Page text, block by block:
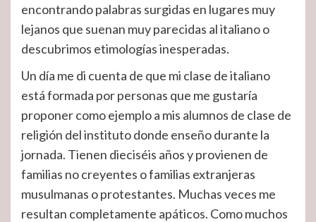
encontrando palabras surgidas en lugares muy
lejanos que suenan muy parecidas al italiano o
descubrimos etimologías inesperadas.
Un día me di cuenta de que mi clase de italiano
está formada por personas que me gustaría
proponer como ejemplo a mis alumnos de clase de
religión del instituto donde enseño durante la
jornada. Tienen dieciséis años y provienen de
familias no creyentes o familias extranjeras
musulmanas o protestantes. Muchas veces me
resultan completamente apáticos. Como muchos